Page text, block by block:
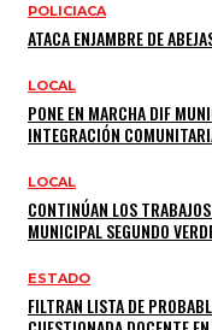
POLICIACA
ATACA ENJAMBRE DE
LOCAL
PONE EN MARCHA DIF
INTEGRACIÓN
LOCAL
CONTINÚAN LOS
MUNICIPAL SEGUNDO
ESTADO
FILTRAN LISTA DE